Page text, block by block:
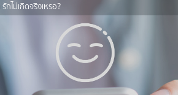
กไม่เกิดจริงเหรอ?